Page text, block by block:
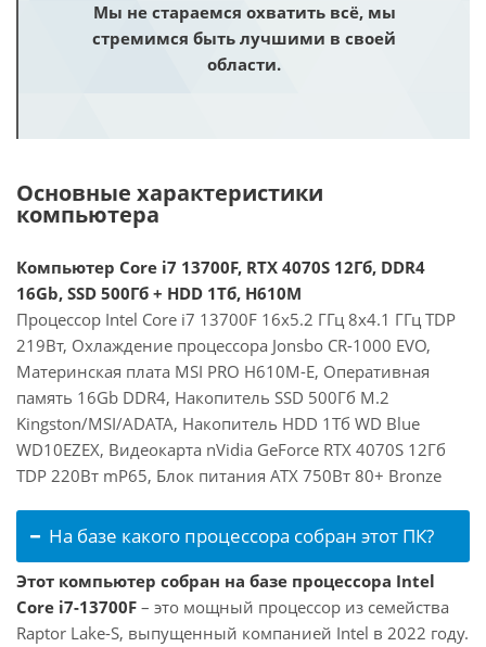
Мы не стараемся охватить всё, мы
стремимся быть лучшими в своей
области.
Основные характеристики
компьютера
Компьютер Core i7 13700F, RTX 4070S 12Гб, DDR4
16Gb, SSD 500Гб + HDD 1Тб, H610M
Процессор Intel Core i7 13700F 16x5.2 ГГц 8x4.1 ГГц TDP
219Вт, Охлаждение процессора Jonsbo CR-1000 EVO,
Материнская плата MSI PRO H610M-E, Оперативная
память 16Gb DDR4, Накопитель SSD 500Гб M.2
Kingston/MSI/ADATA, Накопитель HDD 1Тб WD Blue
WD10EZEX, Видеокарта nVidia GeForce RTX 4070S 12Гб
TDP 220Вт mP65, Блок питания ATX 750Вт 80+ Bronze
На базе какого процессора собран этот ПК?
Этот компьютер собран на базе процессора Intel
Core i7-13700F – это мощный процессор из семейства
Raptor Lake-S, выпущенный компанией Intel в 2022 году.